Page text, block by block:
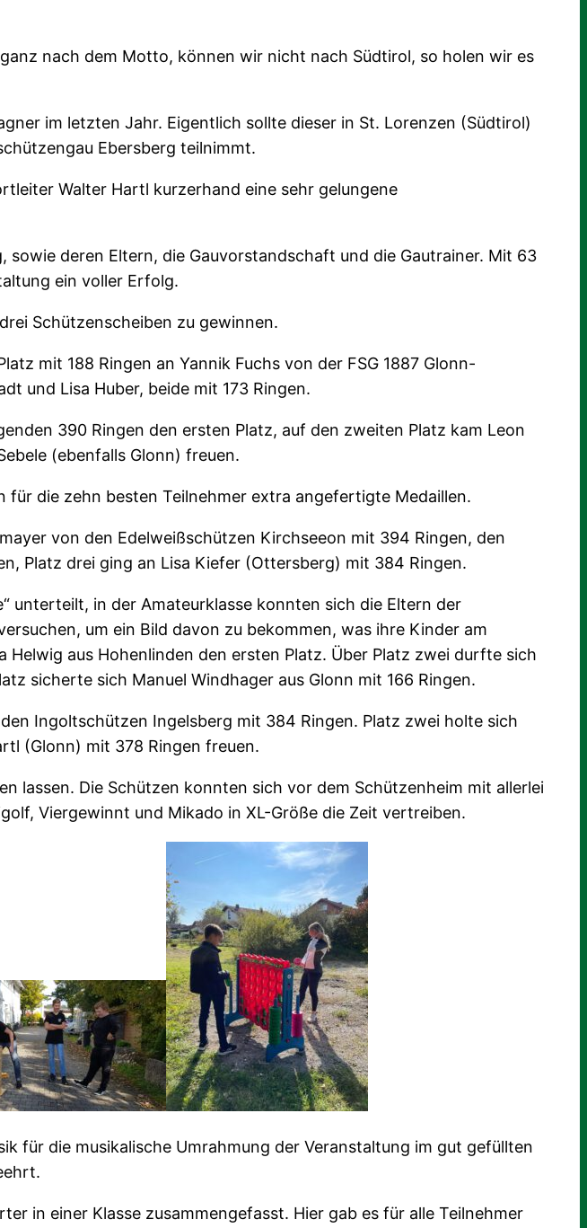
nach dem Motto, können wir nicht nach Südtirol, so holen wir es
im letzten Jahr. Eigentlich sollte dieser in St. Lorenzen (Südtirol)
Ebersberg teilnimmt.
Walter Hartl kurzerhand eine sehr gelungene
deren Eltern, die Gauvorstandschaft und die Gautrainer. Mit 63
ein voller Erfolg.
Schützenscheiben zu gewinnen.
mit 188 Ringen an Yannik Fuchs von der FSG 1887 Glonn-
und Lisa Huber, beide mit 173 Ringen.
390 Ringen den ersten Platz, auf den zweiten Platz kam Leon
(ebenfalls Glonn) freuen.
für die zehn besten Teilnehmer extra angefertigte Medaillen.
von den Edelweißschützen Kirchseeon mit 394 Ringen, den
Platz drei ging an Lisa Kiefer (Ottersberg) mit 384 Ringen.
unterteilt, in der Amateurklasse konnten sich die Eltern der
um ein Bild davon zu bekommen, was ihre Kinder am
aus Hohenlinden den ersten Platz. Über Platz zwei durfte sich
sicherte sich Manuel Windhager aus Glonn mit 166 Ringen.
Ingoltschützen Ingelsberg mit 384 Ringen. Platz zwei holte sich
(Glonn) mit 378 Ringen freuen.
lassen. Die Schützen konnten sich vor dem Schützenheim mit allerlei
Viergewinnt und Mikado in XL-Größe die Zeit vertreiben.
für die musikalische Umrahmung der Veranstaltung im gut gefüllten
in einer Klasse zusammengefasst. Hier gab es für alle Teilnehmer